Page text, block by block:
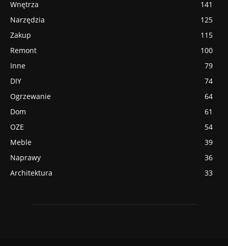
Wnętrza
141
Narzędzia
125
Zakup
115
Remont
100
Inne
79
DIY
74
Ogrzewanie
64
Dom
61
OZE
54
Meble
39
Naprawy
36
Architektura
33